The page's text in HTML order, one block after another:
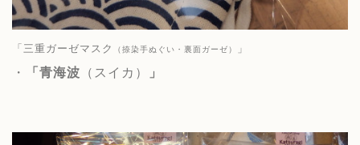
「三重ガーゼマスク （捺染手ぬぐい・裏面ガーゼ） 」
・ 「青海波 （スイカ） 」